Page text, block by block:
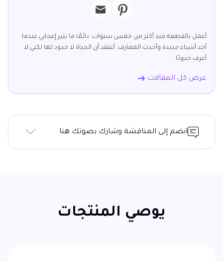
أعمل بالقطعة منذ أكثر من خمس سنوات. دائمًا ما يثير إعجابي عندما
أجد أشياء جديدة وأحدث المعارف. أعتقد أن الحياة لا حدود لها لكني لا
أعرف حدودًا.
عرض كل المقالات
انضم إلى المناقشة وشارك بصوتك هنا
يوصي المنتجات